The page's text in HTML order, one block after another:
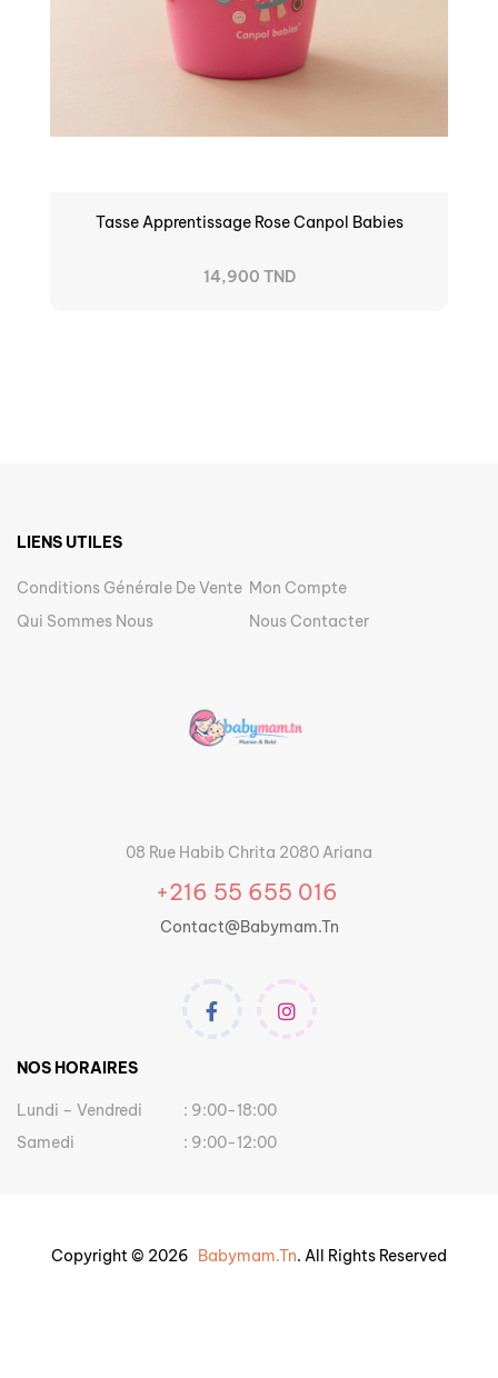
Tasse Apprentissage Rose Canpol Babies
14,900 TND
LIENS UTILES
Conditions Générale De Vente Mon Compte
Qui Sommes Nous
Nous Contacter
08 Rue Habib Chrita 2080 Ariana
+216 55 655 016
Contact@babymam.tn
NOS HORAIRES
Lundi – Vendredi
: 9:00-18:00
Samedi
: 9:00-12:00
Copyright © 2026 Babymam.tn. All Rights Reserved